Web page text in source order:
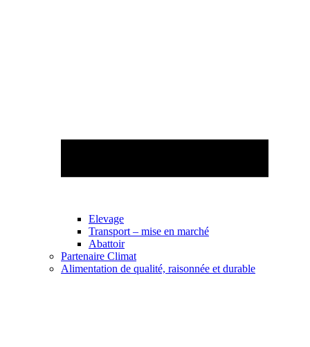
Elevage
Transport – mise en marché
Abattoir
Partenaire Climat
Alimentation de qualité, raisonnée et durable